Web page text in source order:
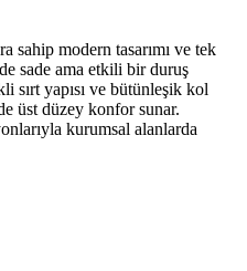
modern tasarımı ve tek
sade ama etkili bir duruş
sırt yapısı ve bütünleşik kol
üst düzey konfor sunar.
kurumsal alanlarda